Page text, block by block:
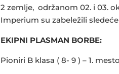
2 zemlje, održanom 02. i 03.
Imperium su zabeležili
EKIPNI PLASMAN BORBE:
Pioniri B klasa ( 8- 9 ) – 1. mesto